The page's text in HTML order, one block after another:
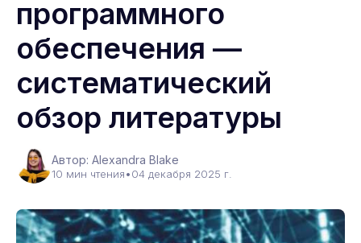
программного
обеспечения —
систематический
обзор литературы
Автор: Alexandra Blake
10 мин чтения•04 декабря 2025 г.